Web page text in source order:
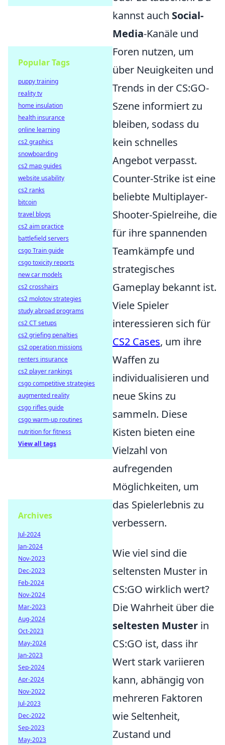
kannst auch Social-
Media-Kanäle und
Foren nutzen, um
über Neuigkeiten und
Trends in der CS:GO-
Szene informiert zu
bleiben, sodass du
kein schnelles
Angebot verpasst.
Counter-Strike ist eine
beliebte Multiplayer-
Shooter-Spielreihe, die
für ihre spannenden
Teamkämpfe und
strategisches
Gameplay bekannt ist.
Viele Spieler
interessieren sich für
CS2 Cases, um ihre
Waffen zu
individualisieren und
neue Skins zu
sammeln. Diese
Kisten bieten eine
Vielzahl von
aufregenden
Möglichkeiten, um
das Spielerlebnis zu
verbessern.
Wie viel sind die
seltensten Muster in
CS:GO wirklich wert?
Die Wahrheit über die
seltesten Muster in
CS:GO ist, dass ihr
Wert stark variieren
kann, abhängig von
mehreren Faktoren
wie Seltenheit,
Zustand und
Popular Tags
puppy training
reality tv
home insulation
health insurance
online learning
cs2 graphics
snowboarding
cs2 map guides
website usability
cs2 ranks
bitcoin
travel blogs
cs2 aim practice
battlefield servers
csgo Train guide
csgo toxicity reports
new car models
cs2 crosshairs
cs2 molotov strategies
study abroad programs
cs2 CT setups
cs2 griefing penalties
cs2 operation missions
renters insurance
cs2 player rankings
csgo competitive strategies
augmented reality
csgo rifles guide
csgo warm-up routines
nutrition for fitness
View all tags
Archives
Jul-2024
Jan-2024
Nov-2023
Dec-2023
Feb-2024
Nov-2024
Mar-2023
Aug-2024
Oct-2023
May-2024
Jan-2023
Sep-2024
Apr-2024
Nov-2022
Jul-2023
Dec-2022
Sep-2023
May-2023